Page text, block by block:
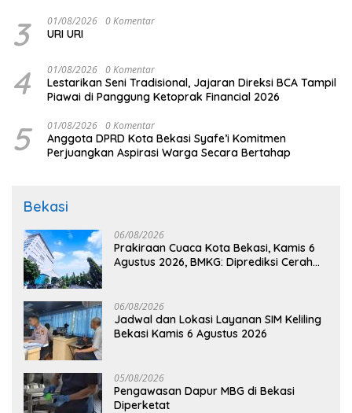
3 01/08/2026 0 Komentar
URI URI
4 01/08/2026 0 Komentar
Lestarikan Seni Tradisional, Jajaran Direksi BCA Tampil
Piawai di Panggung Ketoprak Financial 2026
5 01/08/2026 0 Komentar
Anggota DPRD Kota Bekasi Syafe’i Komitmen
Perjuangkan Aspirasi Warga Secara Bertahap
Bekasi
06/08/2026
Prakiraan Cuaca Kota Bekasi, Kamis 6
Agustus 2026, BMKG: Diprediksi Cerah
06/08/2026
Jadwal dan Lokasi Layanan SIM Keliling
Bekasi Kamis 6 Agustus 2026
05/08/2026
Pengawasan Dapur MBG di Bekasi
Diperketat